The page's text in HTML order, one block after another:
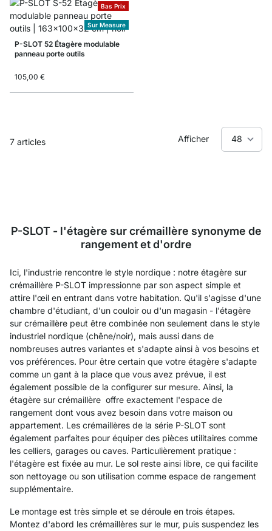
Bas Prix
Sur Measure
P-SLOT 52 Étagère modulable
panneau porte outils
105,00 €
7 articles Afficher
P-SLOT - l'étagère sur crémaillère synonyme de
rangement et d'ordre
Ici, l'industrie rencontre le style nordique : notre étagère sur
crémaillère P-SLOT impressionne par son aspect simple et
attire l'œil en entrant dans votre habitation. Qu'il s'agisse d'une
chambre d'étudiant, d'un couloir ou d'un magasin - l'étagère
sur crémaillère peut être combinée non seulement dans le style
industriel nordique (chêne/noir), mais aussi dans de
nombreuses autres variantes et s'adapte ainsi à vos besoins et
vos préférences. Pour être certain que votre étagère s'adapte
comme un gant à la place que vous avez prévue, il est
également possible de la configurer sur mesure. Ainsi, la
étagère sur crémaillère offre exactement l'espace de
rangement dont vous avez besoin dans votre maison ou
appartement. Les crémaillères de la série P-SLOT sont
également parfaites pour équiper des pièces utilitaires comme
les celliers, garages ou caves. Particulièrement pratique :
l'étagère est fixée au mur. Le sol reste ainsi libre, ce qui facilite
son nettoyage ou son utilisation comme espace de rangement
supplémentaire.
Le montage est très simple et se déroule en trois étapes.
Montez d'abord les crémaillères sur le mur, puis suspendez les